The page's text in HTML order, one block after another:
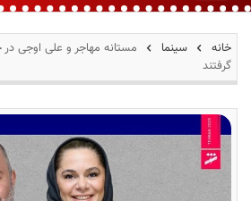
ر
م
ز
خانه سینما
مستانه مهاجر و علی اوجی
گرفتند